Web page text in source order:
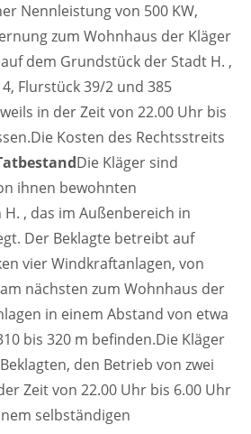
Nennleistung von 500 KW,
zum Wohnhaus der Kläger
dem Grundstück der Stadt H. ,
Flurstück 39/2 und 385
in der Zeit von 22.00 Uhr bis
Kosten des Rechtsstreits
Die Kläger sind
ihnen bewohnten
, das im Außenbereich in
Der Beklagte betreibt auf
vier Windkraftanlagen, von
nächsten zum Wohnhaus der
in einem Abstand von etwa
bis 320 m befinden.Die Kläger
den Betrieb von zwei
Zeit von 22.00 Uhr bis 6.00 Uhr
selbständigen